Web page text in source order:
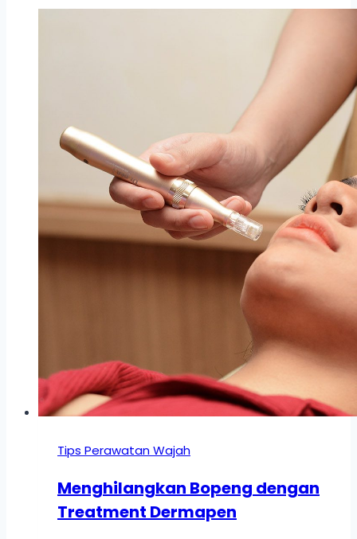
Tips Perawatan Wajah
Menghilangkan Bopeng dengan
Treatment Dermapen